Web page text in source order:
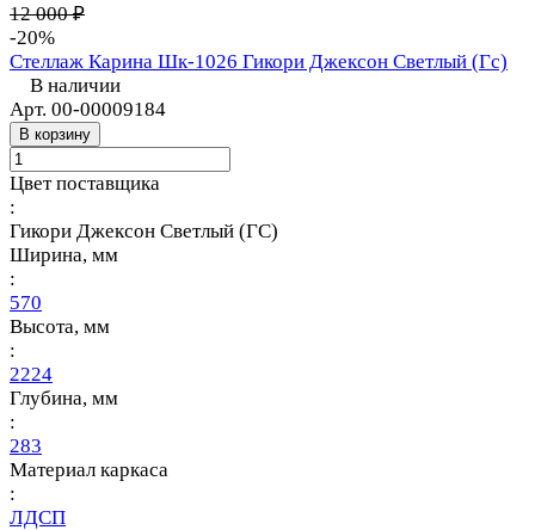
12 000 ₽
-20%
Стеллаж Карина Шк-1026 Гикори Джексон Светлый (Гс)
В наличии
Арт. 00-00009184
В корзину
Цвет поставщика
:
Гикори Джексон Светлый (ГС)
Ширина, мм
:
570
Высота, мм
:
2224
Глубина, мм
:
283
Материал каркаса
:
ЛДСП